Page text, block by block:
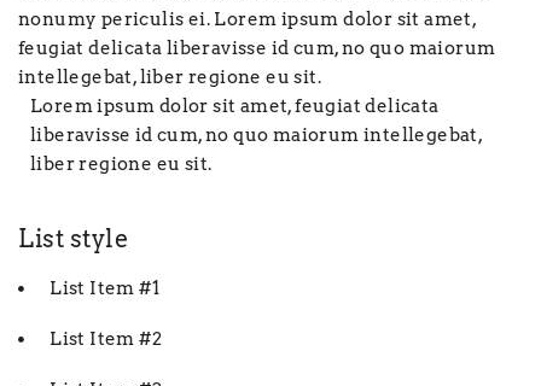
nonumy periculis ei. Lorem ipsum dolor sit amet,
feugiat delicata liberavisse id cum, no quo maiorum
intellegebat, liber regione eu sit.
Lorem ipsum dolor sit amet, feugiat delicata
liberavisse id cum, no quo maiorum intellegebat,
liber regione eu sit.
List style
List Item #1
List Item #2